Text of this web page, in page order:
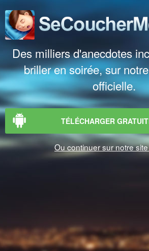
Des milliers d'anecdotes
briller en soirée, sur
officielle.
TÉLÉCHARGER
Ou continuer sur notre